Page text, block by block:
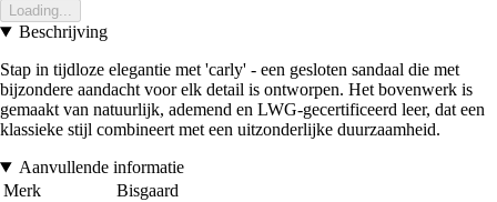
Loading...
Beschrijving
Stap in tijdloze elegantie met 'carly' - een gesloten sandaal die met
bijzondere aandacht voor elk detail is ontworpen. Het bovenwerk is
gemaakt van natuurlijk, ademend en LWG-gecertificeerd leer, dat een
klassieke stijl combineert met een uitzonderlijke duurzaamheid.
Aanvullende informatie
Merk
Bisgaard